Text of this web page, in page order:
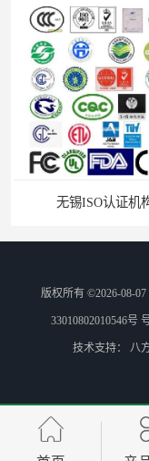
无锡ISO认证机
ISO环境体系认
版权所有 ©2026-08-07
33010802010546号
技术支持： 八